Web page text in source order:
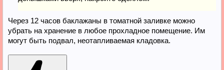
Через 12 часов баклажаны в томатной заливке можно
убрать на хранение в любое прохладное помещение. Им
могут быть подвал, неотапливаемая кладовка.